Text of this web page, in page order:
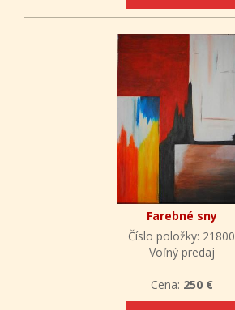
Farebné sny
Číslo položky: 21800
Voľný predaj
Cena: 250 €